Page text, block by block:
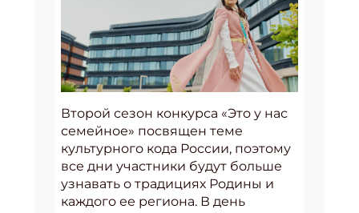
Второй сезон конкурса «Это у нас
семейное» посвящен теме
культурного кода России, поэтому
все дни участники будут больше
узнавать о традициях Родины и
каждого ее региона. В день